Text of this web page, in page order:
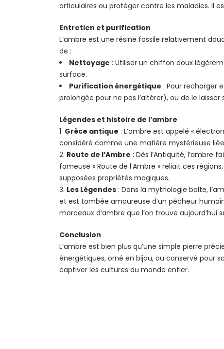
articulaires ou protéger contre les maladies. Il
Entretien et purification
L’ambre est une résine fossile relativement
de :
Nettoyage : Utiliser un chiffon doux
surface.
Purification énergétique : Pour recharger
prolongée pour ne pas l’altérer), ou de le
Légendes et histoire de l’ambre
Grèce antique : L’ambre est appelé «
considéré comme une matière mystérieuse
Route de l’Ambre : Dès l’Antiquité, l’ambre
fameuse « Route de l’Ambre » reliait ces
supposées propriétés magiques.
Les Légendes : Dans la mythologie balte,
et est tombée amoureuse d’un pêcheur
morceaux d’ambre que l’on trouve
Conclusion
L’ambre est bien plus qu’une simple pierre
énergétiques, orné en bijou, ou conservé pour
captiver les cultures du monde entier.